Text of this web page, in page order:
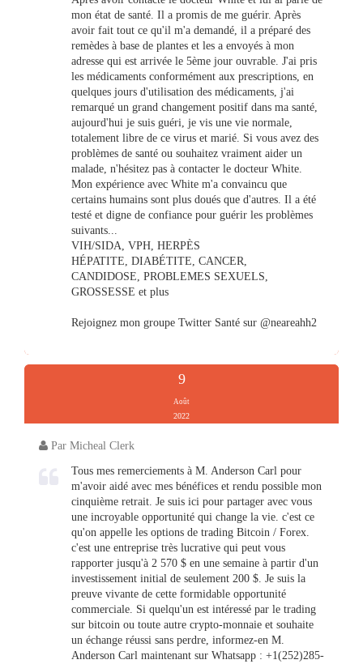
mon état de santé. Il a promis de me guérir. Après
avoir fait tout ce qu'il m'a demandé, il a préparé des
remèdes à base de plantes et les a envoyés à mon
adresse qui est arrivée le 5ème jour ouvrable. J'ai pris
les médicaments conformément aux prescriptions, en
quelques jours d'utilisation des médicaments, j'ai
remarqué un grand changement positif dans ma santé,
aujourd'hui je suis guéri, je vis une vie normale,
totalement libre de ce virus et marié. Si vous avez des
problèmes de santé ou souhaitez vraiment aider un
malade, n'hésitez pas à contacter le docteur White.
Mon expérience avec White m'a convaincu que
certains humains sont plus doués que d'autres. Il a été
testé et digne de confiance pour guérir les problèmes
suivants...
VIH/SIDA, VPH, HERPÈS
HÉPATITE, DIABÉTITE, CANCER,
CANDIDOSE, PROBLEMES SEXUELS,
GROSSESSE et plus
Rejoignez mon groupe Twitter Santé sur @neareahh2
9
Août
2022
Par Micheal Clerk
Tous mes remerciements à M. Anderson Carl pour
m'avoir aidé avec mes bénéfices et rendu possible mon
cinquième retrait. Je suis ici pour partager avec vous
une incroyable opportunité qui change la vie. c'est ce
qu'on appelle les options de trading Bitcoin / Forex.
c'est une entreprise très lucrative qui peut vous
rapporter jusqu'à 2 570 $ en une semaine à partir d'un
investissement initial de seulement 200 $. Je suis la
preuve vivante de cette formidable opportunité
commerciale. Si quelqu'un est intéressé par le trading
sur bitcoin ou toute autre crypto-monnaie et souhaite
un échange réussi sans perdre, informez-en M.
Anderson Carl maintenant sur Whatsapp : +1(252)285-